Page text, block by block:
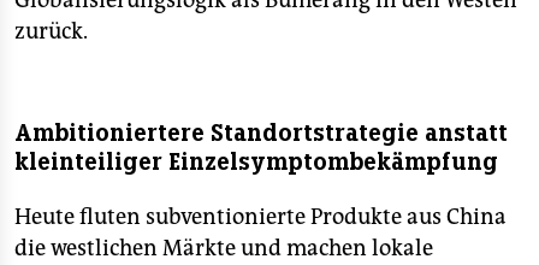
zurück.
Ambitioniertere Standortstrategie anstatt
kleinteiliger Einzelsymptombekämpfung
Heute fluten subventionierte Produkte aus China
die westlichen Märkte und machen lokale